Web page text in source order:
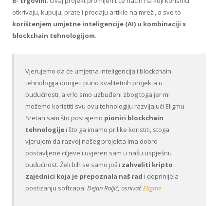
otkrivaju, kupuju, prate i prodaju artikle na mreži, a sve to
korištenjem umjetne inteligencije (AI) u kombinaciji s
blockchain tehnologijom.
Vjerujemo da će umjetna inteligencija i blockchain
tehnologija donijeti puno kvalitetnih projekta u
budućnosti, a vrlo smo uzbuđeni zbog toga jer mi
možemo koristiti svu ovu tehnologiju razvijajući Eligmu.
Sretan sam što postajemo pioniri blockchain
tehnologije i što ga imamo prilike koristiti, stoga
vjerujem da razvoj našeg projekta ima dobro
postavljene ciljeve i uvjeren sam u našu uspješnu
budućnost. Želi bih se samo još i zahvaliti kripto
zajednici koja je prepoznala naš rad i doprinijela
postizanju softcapa.Dejan Roljič, osnivačEligme